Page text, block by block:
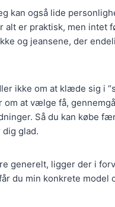
kan også lide
alt er praktisk, men
og jeansene, der
ikke om at klæde sig i
om at vælge få,
Så du kan købe
glad.
generelt, ligger der i
du min konkrete model